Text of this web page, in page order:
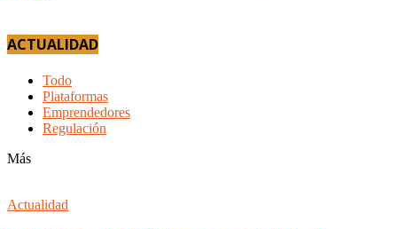
ACTUALIDAD
Todo
Plataformas
Emprendedores
Regulación
Más
Actualidad